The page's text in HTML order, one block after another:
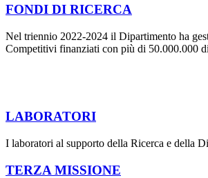
FONDI DI RICERCA
Nel triennio 2022-2024 il Dipartimento ha
Competitivi finanziati con più di 50.000.000
LABORATORI
I laboratori al supporto della Ricerca e della
TERZA MISSIONE